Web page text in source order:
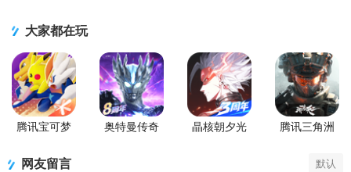
大家都在玩
腾讯宝可梦
奥特曼传奇
晶核朝夕光
腾讯三角洲
网友留言 默认